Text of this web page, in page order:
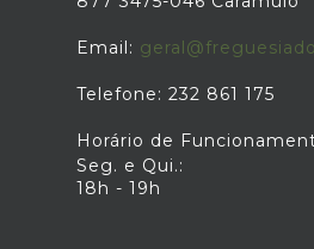
Email:
Telefone: 232 861 175
Horário de
Seg. e Qui.:
18h - 19h